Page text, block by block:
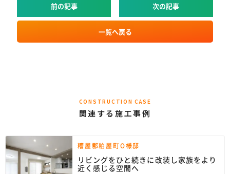
前の記事 次の記事
一覧へ戻る
CONSTRUCTION CASE
関連する施工事例
糟屋郡粕屋町O様邸
リビングをひと続きに改装し家族をより
近く感じる空間へ